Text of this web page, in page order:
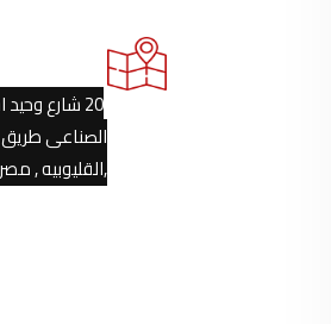
20 شارع
الصناعى طريق
,القليوبيه ,